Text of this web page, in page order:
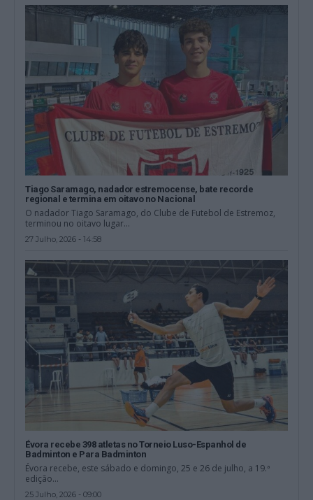
Tiago Saramago, nadador estremocense, bate recorde
regional e termina em oitavo no Nacional
O nadador Tiago Saramago, do Clube de Futebol de Estremoz,
terminou no oitavo lugar...
27 Julho, 2026 - 14:58
Évora recebe 398 atletas no Torneio Luso-Espanhol de
Badminton e Para Badminton
Évora recebe, este sábado e domingo, 25 e 26 de julho, a 19.ª
edição...
25 Julho, 2026 - 09:00